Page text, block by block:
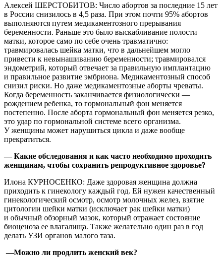
Алексей ШЕРСТОБИТОВ: Число абортов за последние 15 лет
в России снизилось в 4,5 раза. При этом почти 95% абортов
выполняются путем медикаментозного прерывания
беременности. Раньше это было выскабливание полости
матки, которое само по себе очень травматично:
травмировалась шейка матки, что в дальнейшем могло
привести к невынашиванию беременности; травмировался
эндометрий, который отвечает за правильную имплантацию
и правильное развитие эмбриона. Медикаментозный способ
снизил риски. Но даже медикаментозные аборты чреваты.
Когда беременность заканчивается физиологически —
рождением ребенка, то гормональный фон меняется
постепенно. После аборта гормональный фон меняется резко,
это удар по гормональной системе всего организма.
У женщины может нарушиться цикла и даже вообще
прекратиться.
— Какие обследования и как часто необходимо проходить
женщинам, чтобы сохранить репродуктивное здоровье?
Илона КУРНОСЕНКО: Даже здоровая женщина должна
приходить к гинекологу каждый год. Ей нужен качественный
гинекологический осмотр, осмотр молочных желез, взятие
цитологии шейки матки (исключает рак шейки матки)
и обычный обзорный мазок, который отражает состояние
биоценоза ее влагалища. Также желательно один раз в год
делать УЗИ органов малого таза.
—Можно ли продлить женский век?